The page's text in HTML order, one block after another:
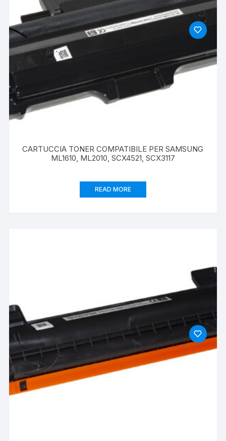
CARTUCCIA TONER COMPATIBILE PER SAMSUNG
ML1610, ML2010, SCX4521, SCX3117
READ MORE